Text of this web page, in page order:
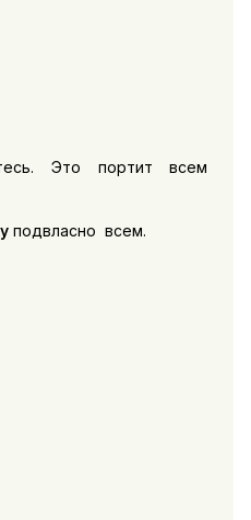
Это портит всем
подвласно всем.